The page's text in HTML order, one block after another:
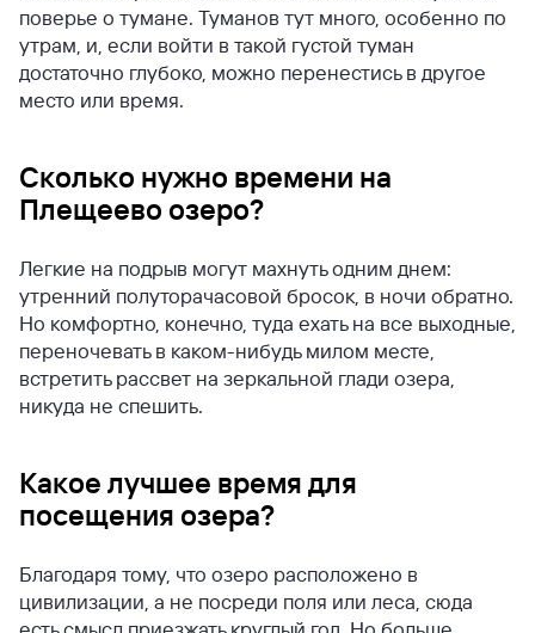
поверье о тумане. Туманов тут много, особенно по
утрам, и, если войти в такой густой туман
достаточно глубоко, можно перенестись в другое
место или время.
Сколько нужно времени на
Плещеево озеро?
Легкие на подрыв могут махнуть одним днем:
утренний полуторачасовой бросок, в ночи обратно.
Но комфортно, конечно, туда ехать на все выходные,
переночевать в каком-нибудь милом месте,
встретить рассвет на зеркальной глади озера,
никуда не спешить.
Какое лучшее время для
посещения озера?
Благодаря тому, что озеро расположено в
цивилизации, а не посреди поля или леса, сюда